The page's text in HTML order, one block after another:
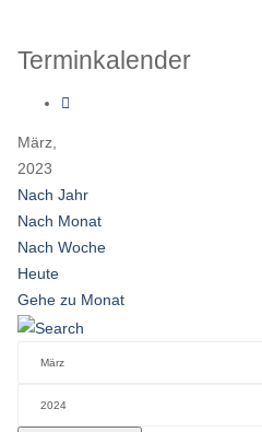
Terminkalender
März,
2023
Nach Jahr
Nach Monat
Nach Woche
Heute
Gehe zu Monat